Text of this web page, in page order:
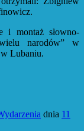
i montaż słowno-
narodów” w
Lubaniu.
dnia 11